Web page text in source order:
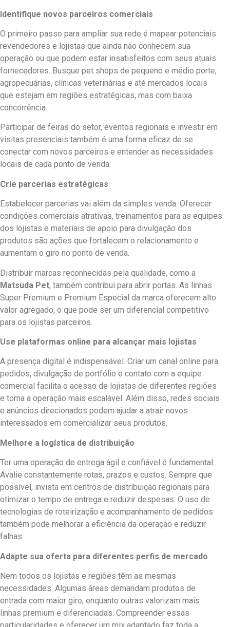
Identifique novos parceiros comerciais
O primeiro passo para ampliar sua rede é mapear potenciais
revendedores e lojistas que ainda não conhecem sua
operação ou que podem estar insatisfeitos com seus atuais
fornecedores. Busque pet shops de pequeno e médio porte,
agropecuárias, clínicas veterinárias e até mercados locais
que estejam em regiões estratégicas, mas com baixa
concorrência.
Participar de feiras do setor, eventos regionais e investir em
visitas presenciais também é uma forma eficaz de se
conectar com novos parceiros e entender as necessidades
locais de cada ponto de venda.
Crie parcerias estratégicas
Estabelecer parcerias vai além da simples venda. Oferecer
condições comerciais atrativas, treinamentos para as equipes
dos lojistas e materiais de apoio para divulgação dos
produtos são ações que fortalecem o relacionamento e
aumentam o giro no ponto de venda.
Distribuir marcas reconhecidas pela qualidade, como a
Matsuda Pet, também contribui para abrir portas. As linhas
Super Premium e Premium Especial da marca oferecem alto
valor agregado, o que pode ser um diferencial competitivo
para os lojistas parceiros.
Use plataformas online para alcançar mais lojistas
A presença digital é indispensável. Criar um canal online para
pedidos, divulgação de portfólio e contato com a equipe
comercial facilita o acesso de lojistas de diferentes regiões
e torna a operação mais escalável. Além disso, redes sociais
e anúncios direcionados podem ajudar a atrair novos
interessados em comercializar seus produtos.
Melhore a logística de distribuição
Ter uma operação de entrega ágil e confiável é fundamental.
Avalie constantemente rotas, prazos e custos. Sempre que
possível, invista em centros de distribuição regionais para
otimizar o tempo de entrega e reduzir despesas. O uso de
tecnologias de roteirização e acompanhamento de pedidos
também pode melhorar a eficiência da operação e reduzir
falhas.
Adapte sua oferta para diferentes perfis de mercado
Nem todos os lojistas e regiões têm as mesmas
necessidades. Algumas áreas demandam produtos de
entrada com maior giro, enquanto outras valorizam mais
linhas premium e diferenciadas. Compreender essas